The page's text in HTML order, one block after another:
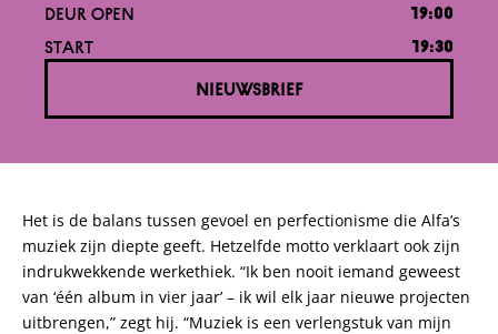
DEUR OPEN 19:00
START 19:30
NIEUWSBRIEF
Het is de balans tussen gevoel en perfectionisme die Alfa’s
muziek zijn diepte geeft. Hetzelfde motto verklaart ook zijn
indrukwekkende werkethiek. “Ik ben nooit iemand geweest
van ‘één album in vier jaar’ – ik wil elk jaar nieuwe projecten
uitbrengen,” zegt hij. “Muziek is een verlengstuk van mijn